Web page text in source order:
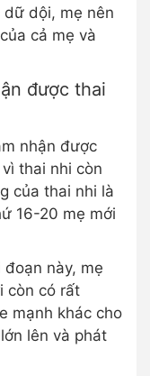
dữ dội, mẹ nên
cả mẹ và
được thai
nhận được
thai nhi còn
của thai nhi là
16-20 mẹ mới
này, mẹ
còn có rất
mạnh khác cho
lên và phát